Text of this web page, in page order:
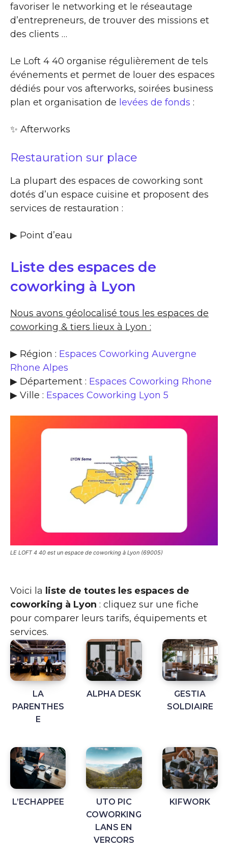
favoriser le networking et le réseautage
d’entrepreneurs, de trouver des missions et
des clients …
Le Loft 4 40 organise régulièrement de tels
événements et permet de louer des espaces
dédiés pour vos afterworks, soirées business
plan et organisation de levées de fonds :
✨​ Afterworks
Restauration sur place
La plupart des espaces de coworking sont
dotés d’un espace cuisine et proposent des
services de restauration :
▶​ Point d’eau
Liste des espaces de
coworking à Lyon
Nous avons géolocalisé tous les espaces de
coworking & tiers lieux à Lyon :
▶ Région : Espaces Coworking Auvergne
Rhone Alpes
▶ Département : Espaces Coworking Rhone
▶ Ville : Espaces Coworking Lyon 5
LE LOFT 4 40 est un espace de coworking à Lyon (69005)
Voici la liste de toutes les espaces de
coworking à Lyon : cliquez sur une fiche
pour comparer leurs tarifs, équipements et
services.
LA
PARENTHES
E
ALPHA DESK
GESTIA
SOLDIAIRE
L’ECHAPPEE
UTO PIC
COWORKING
LANS EN
VERCORS
KIFWORK